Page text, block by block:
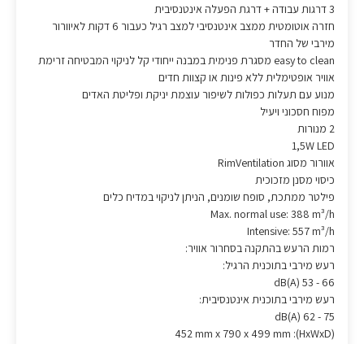
3 דרגות עבודה + דרגת הפעלה אינטנסיבית
חזרה אוטומטית ממצב אינטנסיבי למצב רגיל כעבור 6 דקות לאיוורור
מירבי של החדר
easy to clean מסגרת פנימית במבנה ייחודי קל לניקוי המבטיחה זרימת
אוויר אופטימלית ללא פינות או קצוות חדים
מנוע עם תעלות כפולות לשיפור עוצמת יניקת ופליטת האדים
מפוח חסכוני ויעיל
2 מנורות
1,5W LED
אוורור מסוג RimVentilation
כיסוי מסנן מזכוכית
‏פילטר ממתכת, סופח שומנים, הניתן לניקוי במדיח כלים
Max. normal use: 388 m³/h
Intensive: 557 m³/h
רמות הרעש בהתקנה בסחרור אוויר:
רעש מירבי בתוכנית הרגיל:
66 - dB(A) 53
רעש מירבי בתוכנית אינטנסיבית:
75 - dB(A) 62
(HxWxD): 452 mm x 790 x 499 mm